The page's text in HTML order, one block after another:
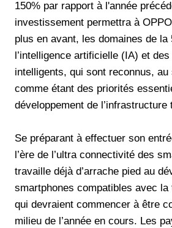
150% par rapport à l'année
investissement permettra à
plus en avant, les domaines de la
l’intelligence artificielle (IA) et
intelligents, qui sont reconnus, au
comme étant des priorités
développement de l’infrastructure
Se préparant à effectuer son
l’ère de l’ultra connectivité des
travaille déjà d’arrache pied au
smartphones compatibles avec la
qui devraient commencer à être
milieu de l’année en cours. Les